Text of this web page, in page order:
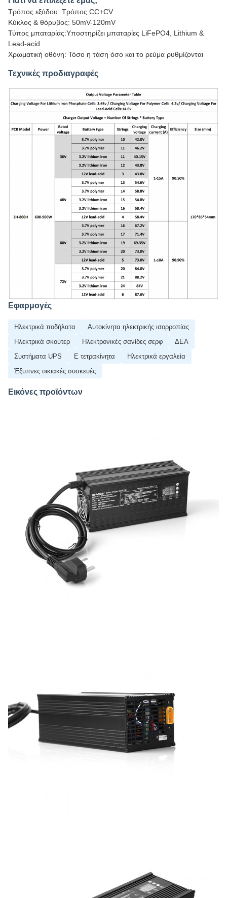
Τρόπος εξόδου: Τρόπος CC+CV
Κύκλος & θόρυβος: 50mV-120mV
Τύπος μπαταρίας:Υποστηρίζει μπαταρίες LiFePO4, Lithium &
Lead-acid
Χρωματική οθόνη: Τόσο η τάση όσο και το ρεύμα ρυθμίζονται
Τεχνικές προδιαγραφές
Εφαρμογές
Ηλεκτρικά ποδήλατα
Αυτοκίνητα ηλεκτρικής ισορροπίας
Ηλεκτρικά σκούτερ
Ηλεκτρονικές σανίδες σερφ
ΔΕΑ
Συστήματα UPS
Ε τετρακίνητα
Ηλεκτρικά εργαλεία
Έξυπνες οικιακές συσκευές
Εικόνες προϊόντων